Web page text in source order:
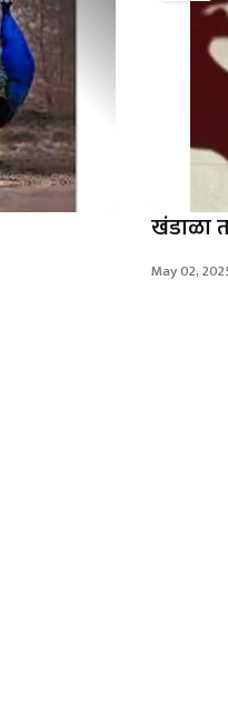
खंडाळा
May 02,